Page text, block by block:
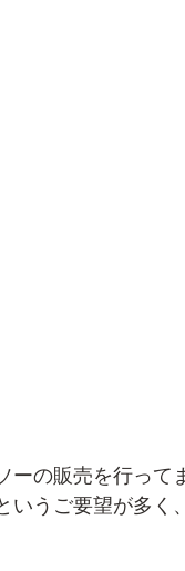
の販売を行って
いうご要望が多く